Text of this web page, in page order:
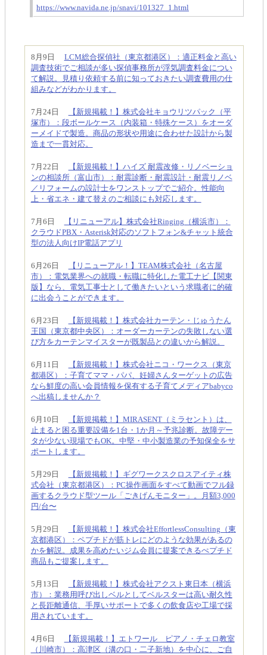
https://www.navida.ne.jp/snavi/101327_1.html
8月9日 LCM総合探偵社（東京都港区）：適正料金と高い
調査技術でご相談が多い探偵事務所が浮気調査料金につい
て解説。見積り依頼する前に知っておきたい調査費用の仕
組みなどがわかります。
7月24日
【新規掲載！】株式会社キョウリツパック（平
塚市）：段ボールケース（内装箱・特殊ケース）をオーダ
ーメイドで製造。商品の形状や用途に合わせた設計から製
造まで一貫対応。
7月22日
【新規掲載！】ハイズ 耐震改修・リノベーショ
ンの相談所（富山市）：耐震診断・耐震設計・耐震リノベ
／リフォームの設計士をワンストップでご紹介。性能向
上・省エネ・建て替えのご相談にも対応します。
7月6日
【リニューアル】株式会社Ringing（横浜市）：
クラウドPBX・Asterisk対応のソフトフォン&チャット統合
型の法人向けIP電話アプリ
6月26日
【リニューアル！】TEAM株式会社（名古屋
市）：電気業界への就職・転職に特化した電工ナビ【関東
版】なら、電気工事士として働きたいという求職者に的確
に出会うことができます。
6月23日
【新規掲載！】株式会社カーテン・じゅうたん
王国（東京都中央区）：オーダーカーテンの失敗しない選
び方をカーテンマイスターが既製品との違いから解説。
6月11日
【新規掲載！】株式会社ニコ・ワークス（東京
都港区）：子育てママ・パパ、妊婦さんターゲットの広告
なら鮮度の高い会員情報を保有する子育てメディアbabyco
へ出稿しませんか？
6月10日
【新規掲載！】MIRASENT（ミラセント）は、
止まると困る重要設備を1台・1か月～予兆診断。故障デー
タが少ない現場でもOK。中堅・中小製造業の予知保全をサ
ポートします。
5月29日
【新規掲載！】ギグワークスクロスアイティ株
式会社（東京都港区）：PC操作画面をすべて動画でフル録
画するクラウド型ツール「ごきげんモニター」。月額3,000
円/台〜
5月29日
【新規掲載！】株式会社EffortlessConsulting（東
京都港区）：ペプチドが筋トレにどのような効果があるの
かを解説。成果を高めたいジム会員に提案できるぺプチド
商品もご提案します。
5月13日
【新規掲載！】株式会社アクスト東日本（横浜
市）：業務用呼び出しベルとしてベルスターは高い耐久性
と長距離通信、手厚いサポートで多くの飲食店や工場で採
用されています。
4月6日
【新規掲載！】エトワール ピアノ・チェロ教室
（川崎市）：高津区（溝の口・二子新地）を中心に、ご自